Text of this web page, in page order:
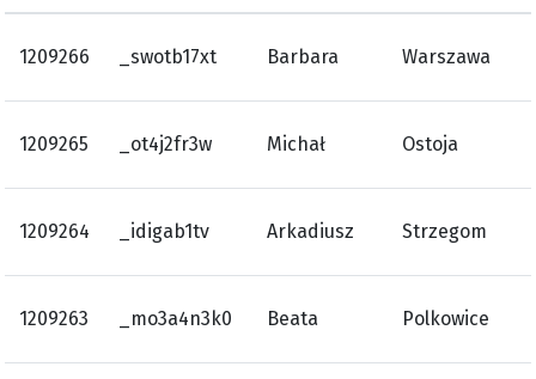
1209266 _swotb17xt Barbara Warszawa
1209265 _ot4j2fr3w Michał Ostoja
1209264 _idigab1tv Arkadiusz Strzegom
1209263 _mo3a4n3k0 Beata Polkowice